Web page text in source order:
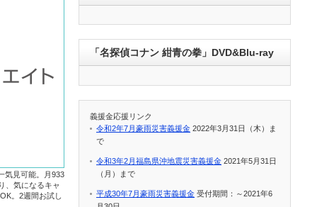
気見可能。月933
、気になるキャ
。2週間お試し
「名探偵コナン 紺青の拳」DVD&Blu-ray
義援金応援リンク
令和2年7月豪雨災害義援金 2022年3月31日（木）ま
で
令和3年2月福島県沖地震災害義援金 2021年5月31日
（月）まで
平成30年7月豪雨災害義援金 受付期間：～2021年6